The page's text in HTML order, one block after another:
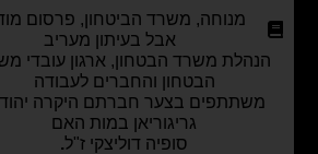
מנוחה
משרד הביטחון ,פרסום מודעת
אבל בעיתון מעריב
משרד הבטחון, ארגון עובדי משרד
הבטחון והחברים לעבודה
בצער חברתם היקרה יהודית
גריגוריאן במות האם
סופיה דוליצקי ז"ל.